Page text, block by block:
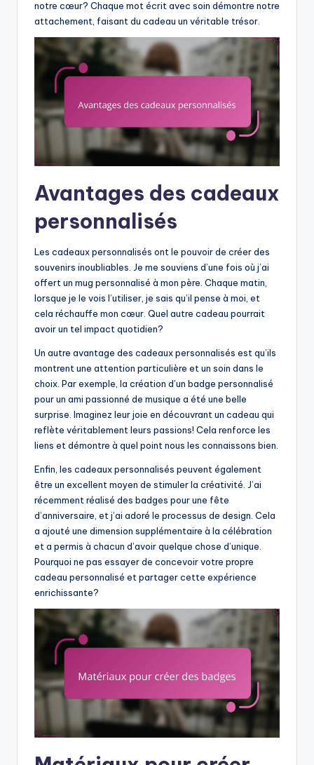
notre cœur? Chaque mot écrit avec soin démontre notre
attachement, faisant du cadeau un véritable trésor.
Avantages des cadeaux
personnalisés
Les cadeaux personnalisés ont le pouvoir de créer des
souvenirs inoubliables. Je me souviens d’une fois où j’ai
offert un mug personnalisé à mon père. Chaque matin,
lorsque je le vois l’utiliser, je sais qu’il pense à moi, et
cela réchauffe mon cœur. Quel autre cadeau pourrait
avoir un tel impact quotidien?
Un autre avantage des cadeaux personnalisés est qu’ils
montrent une attention particulière et un soin dans le
choix. Par exemple, la création d’un badge personnalisé
pour un ami passionné de musique a été une belle
surprise. Imaginez leur joie en découvrant un cadeau qui
reflète véritablement leurs passions! Cela renforce les
liens et démontre à quel point nous les connaissons bien.
Enfin, les cadeaux personnalisés peuvent également
être un excellent moyen de stimuler la créativité. J’ai
récemment réalisé des badges pour une fête
d’anniversaire, et j’ai adoré le processus de design. Cela
a ajouté une dimension supplémentaire à la célébration
et a permis à chacun d’avoir quelque chose d’unique.
Pourquoi ne pas essayer de concevoir votre propre
cadeau personnalisé et partager cette expérience
enrichissante?